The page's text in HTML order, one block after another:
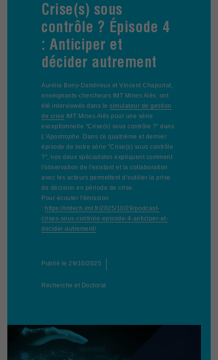
Crise(s) sous
contrôle ? Épisode 4
: Anticiper et
décider autrement
Aurélia Bony-Dandrieux et Vincent Chapurlat,
enseignants-chercheurs IMT Mines Alès, ont
été interviewés dans le simulateur de gestion
de crise IMT Mines Alès pour une série
exceptionnelle "Crise(s) sous contrôle ?" dans
L'Apostrophe. Dans ce quatrième et dernier
épisode de notre série "Crise(s) sous contrôle
?", nos deux spécialistes expliquent comment
l'observation de l'existant et la collaboration
avec les acteurs permettent d’outiller la prise
de décision en période de crise.
Pour écouter l'émission
: https://imtech.imt.fr/2025/10/29/podcast-
crises-sous-controle-episode-4-anticiper-et-
decider-autrement/
Publié le 29/10/2025
Recherche et Doctorat